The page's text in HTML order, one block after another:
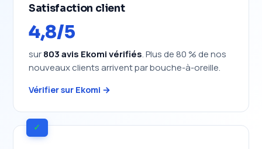
Satisfaction client
4,8/5
sur803 avis Ekomi vérifiés. Plus de 80 % de nos
nouveaux clients arrivent par bouche-à-oreille.
Vérifier sur Ekomi →
✓